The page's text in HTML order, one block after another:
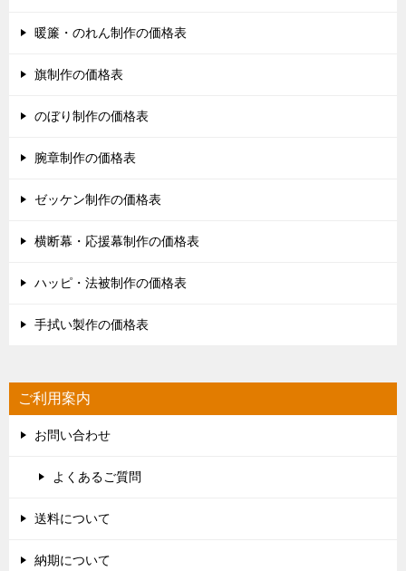
暖簾・のれん制作の価格表
旗制作の価格表
のぼり制作の価格表
腕章制作の価格表
ゼッケン制作の価格表
横断幕・応援幕制作の価格表
ハッピ・法被制作の価格表
手拭い製作の価格表
ご利用案内
お問い合わせ
よくあるご質問
送料について
納期について